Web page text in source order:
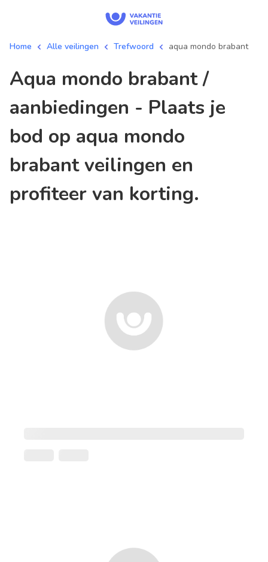
Home Alle veilingen Trefwoord aqua mondo brabant
aqua mondo brabant /
aanbiedingen - Plaats je
bod op aqua mondo
brabant veilingen en
profiteer van korting.